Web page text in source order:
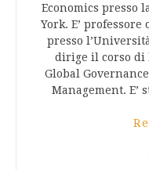
Economics presso
York. E’
presso
dirige il corso di
Global
Management. E’